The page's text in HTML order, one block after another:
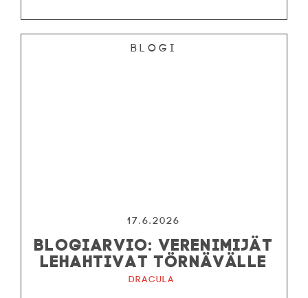
Blogi
17.6.2026
BLOGIARVIO: VERENIMIJÄT
LEHAHTIVAT TÖRNÄVÄLLE
Dracula